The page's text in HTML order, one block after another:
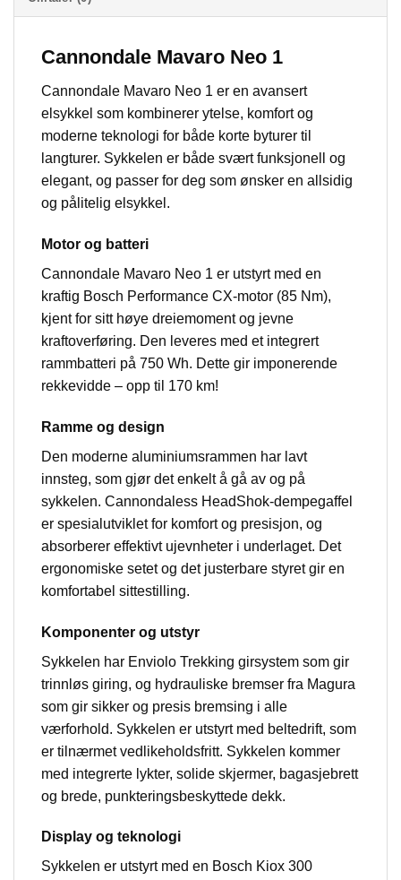
Cannondale Mavaro Neo 1
Cannondale Mavaro Neo 1 er en avansert
elsykkel som kombinerer ytelse, komfort og
moderne teknologi for både korte byturer til
langturer. Sykkelen er både svært funksjonell og
elegant, og passer for deg som ønsker en allsidig
og pålitelig elsykkel.
Motor og batteri
Cannondale Mavaro Neo 1 er utstyrt med en
kraftig Bosch Performance CX-motor (85 Nm),
kjent for sitt høye dreiemoment og jevne
kraftoverføring. Den leveres med et integrert
rammbatteri på 750 Wh. Dette gir imponerende
rekkevidde – opp til 170 km!
Ramme og design
Den moderne aluminiumsrammen har lavt
innsteg, som gjør det enkelt å gå av og på
sykkelen. Cannondaless HeadShok-dempegaffel
er spesialutviklet for komfort og presisjon, og
absorberer effektivt ujevnheter i underlaget. Det
ergonomiske setet og det justerbare styret gir en
komfortabel sittestilling.
Komponenter og utstyr
Sykkelen har Enviolo Trekking girsystem som gir
trinnløs giring, og hydrauliske bremser fra Magura
som gir sikker og presis bremsing i alle
værforhold. Sykkelen er utstyrt med beltedrift, som
er tilnærmet vedlikeholdsfritt. Sykkelen kommer
med integrerte lykter, solide skjermer, bagasjebrett
og brede, punkteringsbeskyttede dekk.
Display og teknologi
Sykkelen er utstyrt med en Bosch Kiox 300